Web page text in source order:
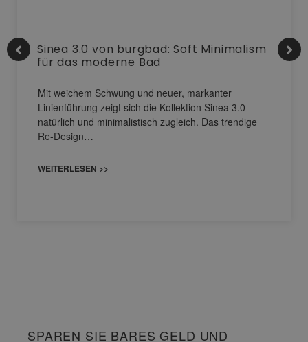
Sinea 3.0 von burgbad: Soft Minimalism
für das moderne Bad
Mit weichem Schwung und neuer, markanter
Linienführung zeigt sich die Kollektion Sinea 3.0
natürlich und minimalistisch zugleich. Das trendige
Re-Design…
WEITERLESEN >>
SPAREN SIE BARES GELD UND